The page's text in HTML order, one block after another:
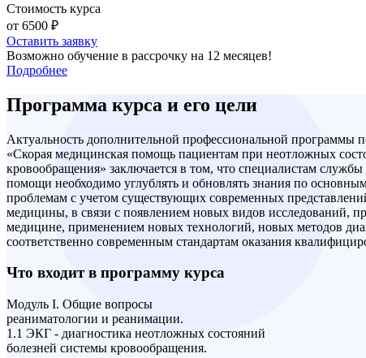
Стоимость курса
от 6500 ₽
Оставить заявку
Возможно обучение в рассрочку на 12 месяцев!
Подробнее
Программа курса и его цели
Актуальность дополнительной профессиональной программы
«Скорая медицинская помощь пациентам при неотложных
кровообращения» заключается в том, что специалистам
помощи необходимо углублять и обновлять знания по
проблемам с учетом существующих современных
медицины, в связи с появлением новых видов исследований,
медицине, применением новых технологий, новых методов
соответственно современным стандартам оказания
Что входит в программу курса
Модуль I. Общие вопросы
реаниматологии и реанимации.
1.1 ЭКГ - диагностика неотложных состояний
болезней системы кровообращения.